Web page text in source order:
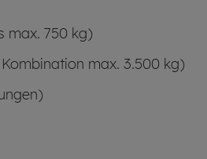
max. 750 kg)
max. 3.500 kg)